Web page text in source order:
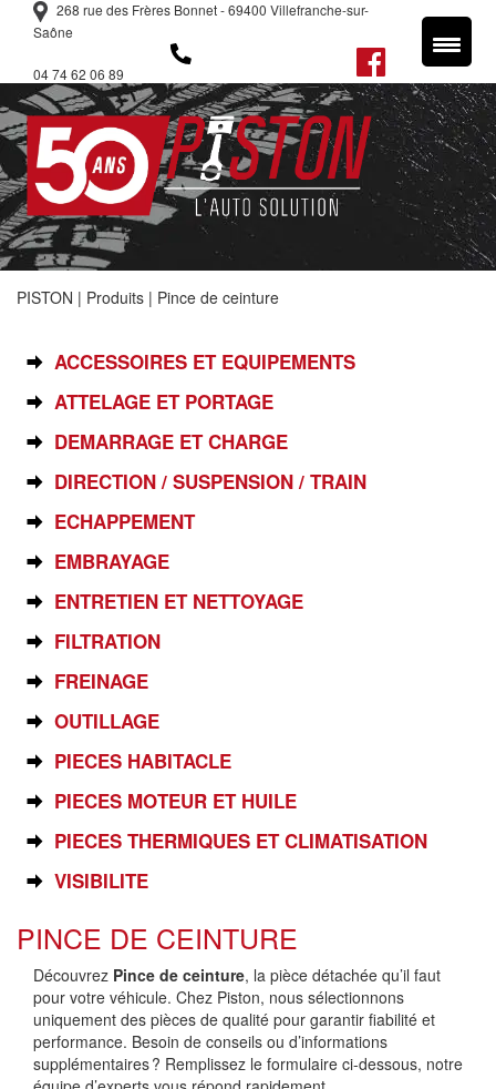
268 rue des Frères Bonnet - 69400 Villefranche-sur-
Saône
04 74 62 06 89
PISTON | Produits | Pince de ceinture
ACCESSOIRES ET EQUIPEMENTS
ATTELAGE ET PORTAGE
DEMARRAGE ET CHARGE
DIRECTION / SUSPENSION / TRAIN
ECHAPPEMENT
EMBRAYAGE
ENTRETIEN ET NETTOYAGE
FILTRATION
FREINAGE
OUTILLAGE
PIECES HABITACLE
PIECES MOTEUR ET HUILE
PIECES THERMIQUES ET CLIMATISATION
VISIBILITE
PINCE DE CEINTURE
Découvrez Pince de ceinture, la pièce détachée qu’il faut
pour votre véhicule. Chez Piston, nous sélectionnons
uniquement des pièces de qualité pour garantir fiabilité et
performance. Besoin de conseils ou d’informations
supplémentaires ? Remplissez le formulaire ci-dessous, notre